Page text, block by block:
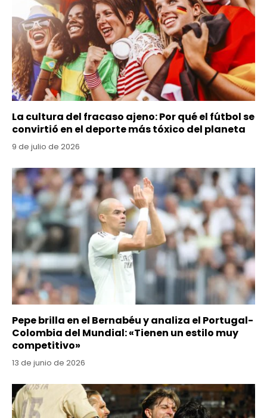
La cultura del fracaso ajeno: Por qué el fútbol se
convirtió en el deporte más tóxico del planeta
9 de julio de 2026
Pepe brilla en el Bernabéu y analiza el Portugal-
Colombia del Mundial: «Tienen un estilo muy
competitivo»
13 de junio de 2026